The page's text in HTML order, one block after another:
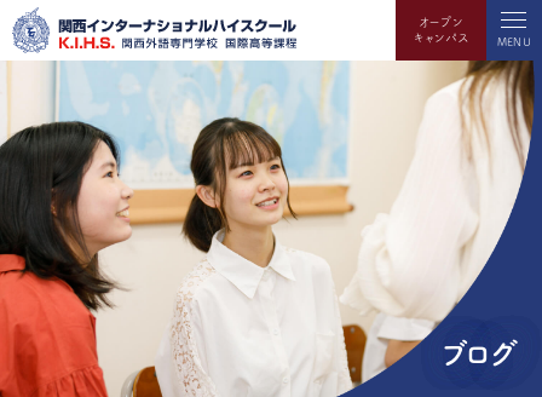
オープン
キャンパス
MENU
ブログ